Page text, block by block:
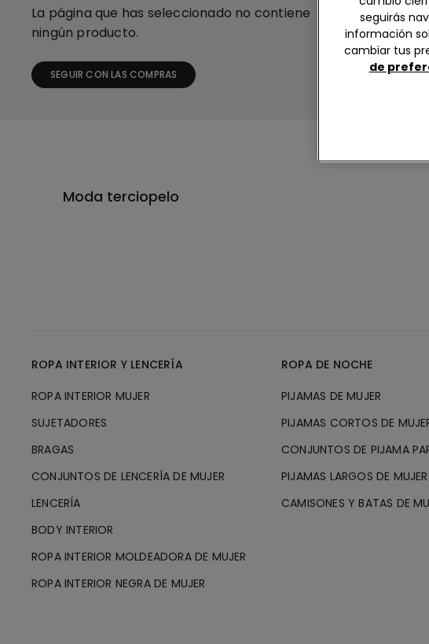
La página que has seleccionado no contiene
ningún producto.
SEGUIR CON LAS COMPRAS
Moda terciopelo
ROPA INTERIOR Y LENCERÍA
ROPA INTERIOR MUJER
SUJETADORES
BRAGAS
CONJUNTOS DE LENCERÍA DE MUJER
LENCERÍA
BODY INTERIOR
ROPA INTERIOR MOLDEADORA DE MUJER
ROPA INTERIOR NEGRA DE MUJER
ROPA DE NOCHE
PIJAMAS DE MUJER
PIJAMAS CORTOS DE
CONJUNTOS DE PIJAMA
PIJAMAS LARGOS DE MUJER
CAMISONES Y BATAS DE
seguirás
información
cambiar tus
de